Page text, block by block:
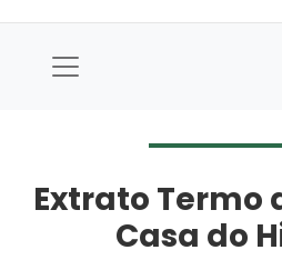
Extrato Termo
Casa do